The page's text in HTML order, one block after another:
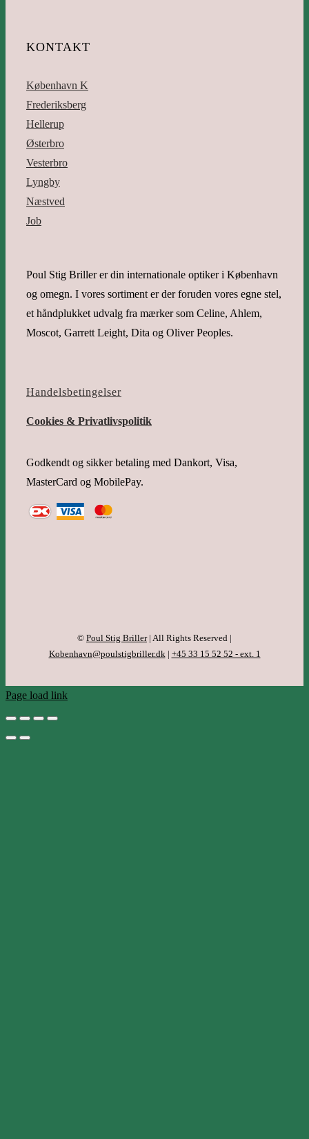
KONTAKT
København K
Frederiksberg
Hellerup
Østerbro
Vesterbro
Lyngby
Næstved
Job
Poul Stig Briller er din internationale optiker i København
og omegn. I vores sortiment er der foruden vores egne stel,
et håndplukket udvalg fra mærker som Celine, Ahlem,
Moscot, Garrett Leight, Dita og Oliver Peoples.
Handelsbetingelser
Cookies & Privatlivspolitik
Godkendt og sikker betaling med Dankort, Visa,
MasterCard og MobilePay.
© Poul Stig Briller| All Rights Reserved |
Kobenhavn@poulstigbriller.dk| +45 33 15 52 52 - ext. 1
Page load link